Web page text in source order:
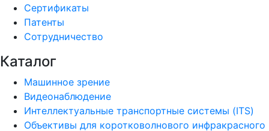
Сертификаты
Патенты
Сотрудничество
Каталог
Машинное зрение
Видеонаблюдение
Интеллектуальные транспортные системы (ITS)
Объективы для коротковолнового инфракрасного